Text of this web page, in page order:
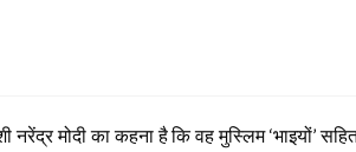
नरेंद्र मोदी का कहना है कि वह मुस्लिम